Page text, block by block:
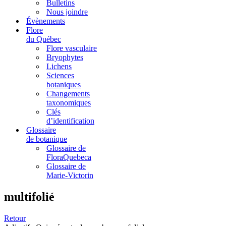
Bulletins
Nous joindre
Évènements
Flore
du Québec
Flore vasculaire
Bryophytes
Lichens
Sciences
botaniques
Changements
taxonomiques
Clés
d’identification
Glossaire
de botanique
Glossaire de
FloraQuebeca
Glossaire de
Marie-Victorin
multifolié
Retour